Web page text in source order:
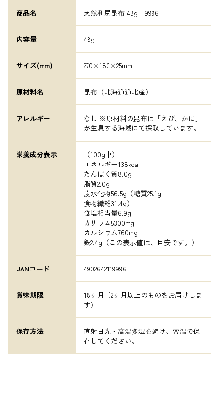
商品名 天然利尻昆布 48g　9996
内容量 48g
サイズ(mm) 270×180×25mm
原材料名 昆布（北海道道北産）
アレルギー
なし ※原材料の昆布は「えび、かに」
が生息する海域にて採取しています。
栄養成分表示
（100g中）
エネルギー138kcal
たんぱく質8.0g
脂質2.0g
炭水化物56.5g（糖質25.1g
食物繊維31.4g）
食塩相当量6.9g
カリウム5300mg
カルシウム760mg
鉄2.4g（この表示値は、目安です。）
JANコード 4902642119996
賞味期限
18ヶ月（2ヶ月以上のものをお届けしま
す）
保存方法
直射日光・高温多湿を避け、常温で保
存してください。